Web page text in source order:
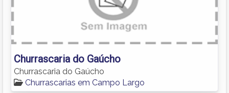
Churrascaria do Gaúcho
Churrascaria do Gaúcho
Churrascarias em Campo Largo